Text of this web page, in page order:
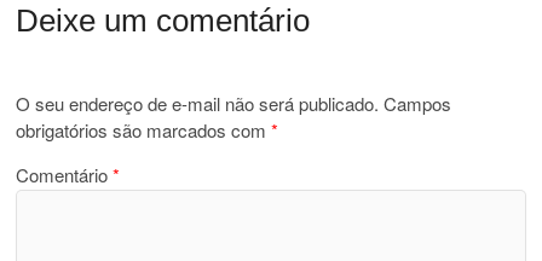
Deixe um comentário
O seu endereço de e-mail não será publicado. Campos
obrigatórios são marcados com*
Comentário*